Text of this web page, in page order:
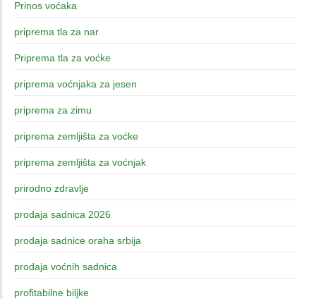
Prinos voćaka
priprema tla za nar
Priprema tla za voćke
priprema voćnjaka za jesen
priprema za zimu
priprema zemljišta za voćke
priprema zemljišta za voćnjak
prirodno zdravlje
prodaja sadnica 2026
prodaja sadnice oraha srbija
prodaja voćnih sadnica
profitabilne biljke